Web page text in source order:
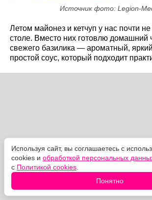
Источник фото: Legion-
Летом майонез и кетчуп у нас почти
столе. Вместо них готовлю домашний
свежего базилика — ароматный,
простой соус, который подходит
Используя сайт, вы соглашаетесь с
cookies и обработкой персональных
с Политикой cookies
Понятно